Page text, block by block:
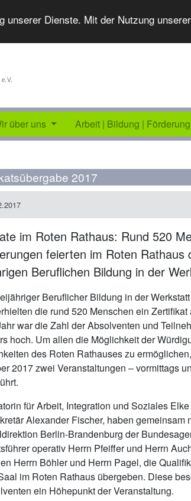
unserer Dienste. Mit der Nutzung
über uns Arbeit | Bildung | Förderung
2017
im Roten Rathaus: Rund 520
feierten im Roten Rathaus
Beruflichen Bildung in der
Beruflicher Bildung in der
die rund 520 Menschen ein
war die Zahl der Absolventen und
hoch. Um allen die Möglichkeit der
des Roten Rathauses zu
2017 zwei Veranstaltungen – vormittags
für Arbeit, Integration und Soziales
Alexander Fischer, haben gemeinsam
Berlin-Brandenburg der
operativ Herrn Pfeiffer und Herrn
Herrn Böhler und Herrn Pagel, die
im Roten Rathaus übergeben. Diese
ein Höhepunkt der Veranstaltung.